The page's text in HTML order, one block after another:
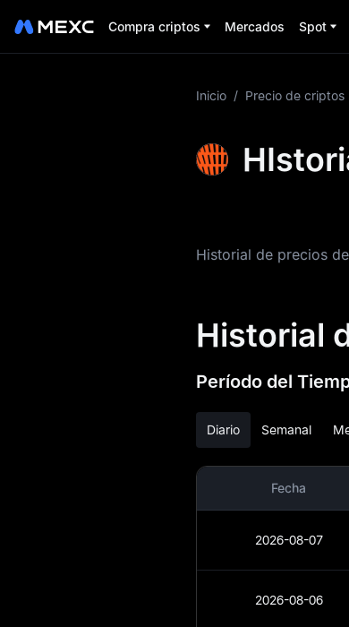
Compra criptos Mercados Spot
Inicio / Precio de criptos
Historial de precios
Historial
Período del
Diario Semanal
Fecha
2026-08-07
2026-08-06